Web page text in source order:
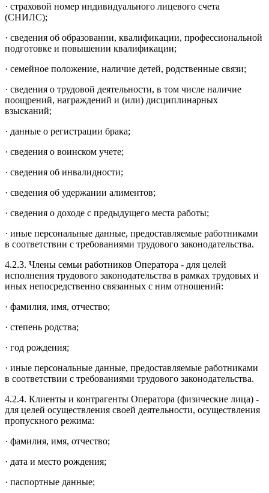
· страховой номер индивидуального лицевого счета
(СНИЛС);
· сведения об образовании, квалификации, профессиональной
подготовке и повышении квалификации;
· семейное положение, наличие детей, родственные связи;
· сведения о трудовой деятельности, в том числе наличие
поощрений, награждений и (или) дисциплинарных
взысканий;
· данные о регистрации брака;
· сведения о воинском учете;
· сведения об инвалидности;
· сведения об удержании алиментов;
· сведения о доходе с предыдущего места работы;
· иные персональные данные, предоставляемые работниками
в соответствии с требованиями трудового законодательства.
4.2.3. Члены семьи работников Оператора - для целей
исполнения трудового законодательства в рамках трудовых и
иных непосредственно связанных с ним отношений:
· фамилия, имя, отчество;
· степень родства;
· год рождения;
· иные персональные данные, предоставляемые работниками
в соответствии с требованиями трудового законодательства.
4.2.4. Клиенты и контрагенты Оператора (физические лица) -
для целей осуществления своей деятельности, осуществления
пропускного режима:
· фамилия, имя, отчество;
· дата и место рождения;
· паспортные данные;